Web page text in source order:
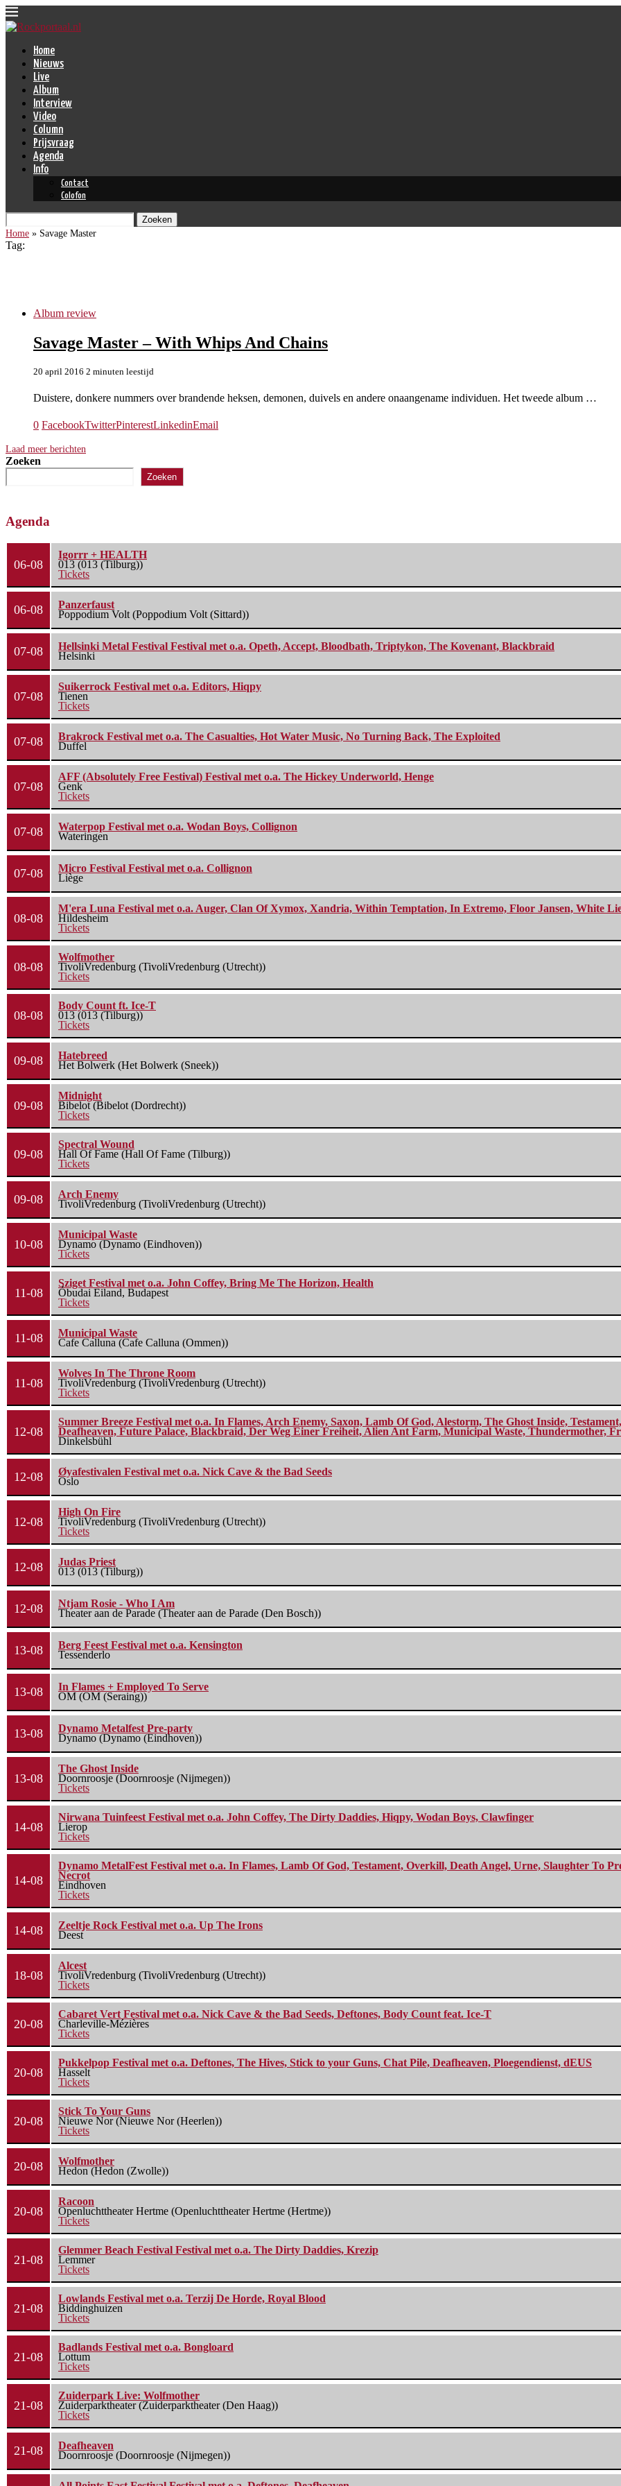
Home
Nieuws
Live
Album
Interview
Video
Column
Prijsvraag
Agenda
Info
Contact
Colofon
Zoeken
Home » Savage Master
Tag:
Album review
Savage Master – With Whips And Chains
20 april 2016 2 minuten leestijd
Duistere, donkere nummers over brandende heksen, demonen, duivels en andere onaangename individuen. Het tweede album …
0 FacebookTwitterPinterestLinkedinEmail
Laad meer berichten
Zoeken
Zoeken
Agenda
06-08
Igorrr + HEALTH
013 (013 (Tilburg))
Tickets
06-08
Panzerfaust
Poppodium Volt (Poppodium Volt (Sittard))
07-08
Hellsinki Metal Festival Festival met o.a. Opeth, Accept, Bloodbath, Triptykon, The Kovenant, Blackbraid
Helsinki
07-08
Suikerrock Festival met o.a. Editors, Hiqpy
Tienen
Tickets
07-08
Brakrock Festival met o.a. The Casualties, Hot Water Music, No Turning Back, The Exploited
Duffel
07-08
AFF (Absolutely Free Festival) Festival met o.a. The Hickey Underworld, Henge
Genk
Tickets
07-08
Waterpop Festival met o.a. Wodan Boys, Collignon
Wateringen
07-08
Micro Festival Festival met o.a. Collignon
Liège
08-08
M'era Luna Festival met o.a. Auger, Clan Of Xymox, Xandria, Within Temptation, In Extremo, Floor Jansen, White
Hildesheim
Tickets
08-08
Wolfmother
TivoliVredenburg (TivoliVredenburg (Utrecht))
Tickets
08-08
Body Count ft. Ice-T
013 (013 (Tilburg))
Tickets
09-08
Hatebreed
Het Bolwerk (Het Bolwerk (Sneek))
09-08
Midnight
Bibelot (Bibelot (Dordrecht))
Tickets
09-08
Spectral Wound
Hall Of Fame (Hall Of Fame (Tilburg))
Tickets
09-08
Arch Enemy
TivoliVredenburg (TivoliVredenburg (Utrecht))
10-08
Municipal Waste
Dynamo (Dynamo (Eindhoven))
Tickets
11-08
Sziget Festival met o.a. John Coffey, Bring Me The Horizon, Health
Óbudai Eiland, Budapest
Tickets
11-08
Municipal Waste
Cafe Calluna (Cafe Calluna (Ommen))
11-08
Wolves In The Throne Room
TivoliVredenburg (TivoliVredenburg (Utrecht))
Tickets
12-08
Summer Breeze Festival met o.a. In Flames, Arch Enemy, Saxon, Lamb Of God, Alestorm, The Ghost Inside,
Deafheaven, Future Palace, Blackbraid, Der Weg Einer Freiheit, Alien Ant Farm, Municipal Waste, Thundermother,
Dinkelsbühl
12-08
Øyafestivalen Festival met o.a. Nick Cave & the Bad Seeds
Oslo
12-08
High On Fire
TivoliVredenburg (TivoliVredenburg (Utrecht))
Tickets
12-08
Judas Priest
013 (013 (Tilburg))
12-08
Ntjam Rosie - Who I Am
Theater aan de Parade (Theater aan de Parade (Den Bosch))
13-08
Berg Feest Festival met o.a. Kensington
Tessenderlo
13-08
In Flames + Employed To Serve
OM (OM (Seraing))
13-08
Dynamo Metalfest Pre-party
Dynamo (Dynamo (Eindhoven))
13-08
The Ghost Inside
Doornroosje (Doornroosje (Nijmegen))
Tickets
14-08
Nirwana Tuinfeest Festival met o.a. John Coffey, The Dirty Daddies, Hiqpy, Wodan Boys, Clawfinger
Lierop
Tickets
14-08
Dynamo MetalFest Festival met o.a. In Flames, Lamb Of God, Testament, Overkill, Death Angel, Urne, Slaughter To
Necrot
Eindhoven
Tickets
14-08
Zeeltje Rock Festival met o.a. Up The Irons
Deest
18-08
Alcest
TivoliVredenburg (TivoliVredenburg (Utrecht))
Tickets
20-08
Cabaret Vert Festival met o.a. Nick Cave & the Bad Seeds, Deftones, Body Count feat. Ice-T
Charleville-Mézières
Tickets
20-08
Pukkelpop Festival met o.a. Deftones, The Hives, Stick to your Guns, Chat Pile, Deafheaven, Ploegendienst, dEUS
Hasselt
Tickets
20-08
Stick To Your Guns
Nieuwe Nor (Nieuwe Nor (Heerlen))
Tickets
20-08
Wolfmother
Hedon (Hedon (Zwolle))
20-08
Racoon
Openluchttheater Hertme (Openluchttheater Hertme (Hertme))
Tickets
21-08
Glemmer Beach Festival Festival met o.a. The Dirty Daddies, Krezip
Lemmer
Tickets
21-08
Lowlands Festival met o.a. Terzij De Horde, Royal Blood
Biddinghuizen
Tickets
21-08
Badlands Festival met o.a. Bongloard
Lottum
Tickets
21-08
Zuiderpark Live: Wolfmother
Zuiderparktheater (Zuiderparktheater (Den Haag))
Tickets
21-08
Deafheaven
Doornroosje (Doornroosje (Nijmegen))